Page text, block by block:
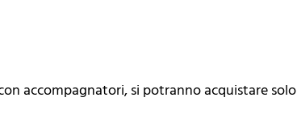
accompagnatori, si potranno acquistare solo